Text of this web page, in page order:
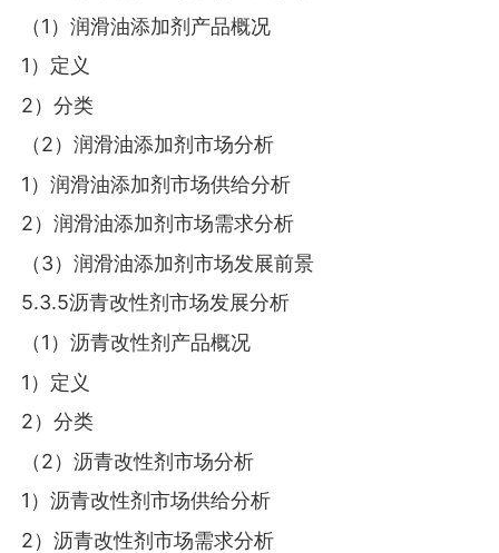
（1）润滑油添加剂产品概况
1）定义
2）分类
（2）润滑油添加剂市场分析
1）润滑油添加剂市场供给分析
2）润滑油添加剂市场需求分析
（3）润滑油添加剂市场发展前景
5.3.5沥青改性剂市场发展分析
（1）沥青改性剂产品概况
1）定义
2）分类
（2）沥青改性剂市场分析
1）沥青改性剂市场供给分析
2）沥青改性剂市场需求分析